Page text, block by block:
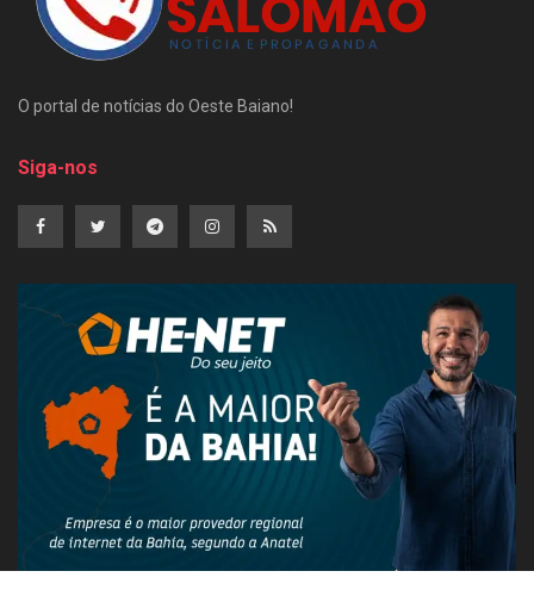
O portal de notícias do Oeste Baiano!
Siga-nos